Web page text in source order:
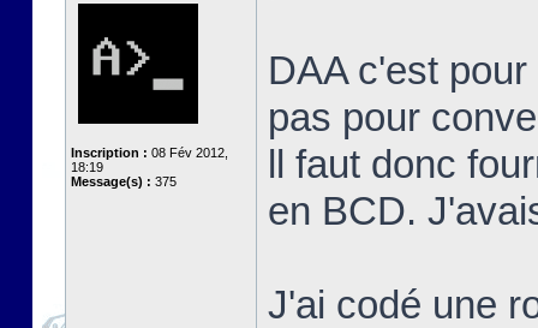
Inscription : 08 Fév 2012,
18:19
Message(s) : 375
DAA c'est
pas pour
ll faut donc
en BCD.
J'ai codé une